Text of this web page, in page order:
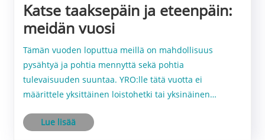
Katse taaksepäin ja eteenpäin:
meidän vuosi
Tämän vuoden loputtua meillä on mahdollisuus
pysähtyä ja pohtia mennyttä sekä pohtia
tulevaisuuden suuntaa. YRO:lle tätä vuotta ei
määrittele yksittäinen loistohetki tai yksinäinen
jokapäiväisessä elämässä - tuotannossa, viestinnässä
Lue lisää